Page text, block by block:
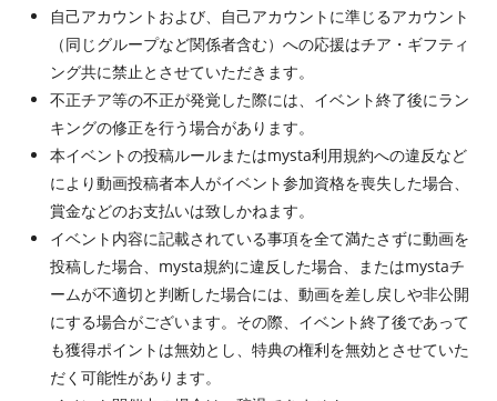
自己アカウントおよび、自己アカウントに準じるアカウント
（同じグループなど関係者含む）への応援はチア・ギフティ
ング共に禁止とさせていただきます。
不正チア等の不正が発覚した際には、イベント終了後にラン
キングの修正を行う場合があります。
本イベントの投稿ルールまたはmysta利用規約への違反など
により動画投稿者本人がイベント参加資格を喪失した場合、
賞金などのお支払いは致しかねます。
イベント内容に記載されている事項を全て満たさずに動画を
投稿した場合、mysta規約に違反した場合、またはmystaチ
ームが不適切と判断した場合には、動画を差し戻しや非公開
にする場合がございます。その際、イベント終了後であって
も獲得ポイントは無効とし、特典の権利を無効とさせていた
だく可能性があります。